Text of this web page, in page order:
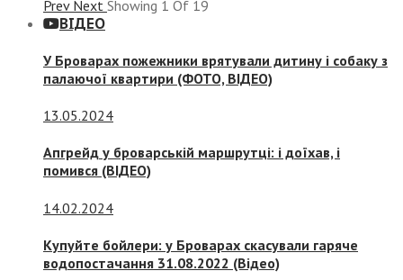
Prev Next Showing 1 Of 19
ВІДЕО
У Броварах пожежники врятували дитину і собаку з
палаючої квартири (ФОТО, ВІДЕО)
13.05.2024
Апгрейд у броварській маршрутці: і доїхав, і
помився (ВІДЕО)
14.02.2024
Купуйте бойлери: у Броварах скасували гаряче
водопостачання 31.08.2022 (Відео)